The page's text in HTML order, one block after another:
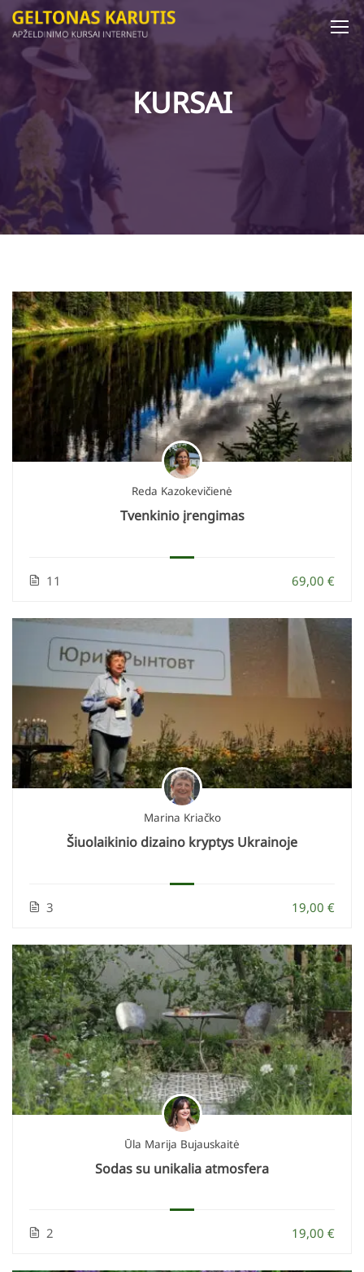
KURSAI
Reda Kazokevičienė
Tvenkinio įrengimas
11 69,00 €
Marina Kriačko
Šiuolaikinio dizaino kryptys Ukrainoje
3 19,00 €
Ūla Marija Bujauskaitė
Sodas su unikalia atmosfera
2 19,00 €